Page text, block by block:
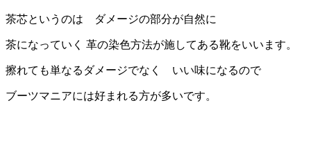
茶芯というのは ダメージの部分が自然に
茶になっていく 革の染色方法が施してある靴をいいます。
擦れても単なるダメージでなく いい味になるので
ブーツマニアには好まれる方が多いです。